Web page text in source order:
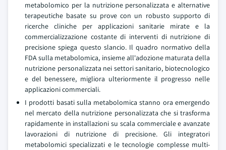
metabolomico per la nutrizione personalizzata e alternative
terapeutiche basate su prove con un robusto supporto di
ricerche cliniche per applicazioni sanitarie mirate e la
commercializzazione costante di interventi di nutrizione di
precisione spiega questo slancio. Il quadro normativo della
FDA sulla metabolomica, insieme all'adozione maturata della
nutrizione personalizzata nei settori sanitario, biotecnologico
e del benessere, migliora ulteriormente il progresso nelle
applicazioni commerciali.
I prodotti basati sulla metabolomica stanno ora emergendo
nel mercato della nutrizione personalizzata che si trasforma
rapidamente in installazioni su scala commerciale e avanzate
lavorazioni di nutrizione di precisione. Gli integratori
metabolomici specializzati e le tecnologie complesse multi-